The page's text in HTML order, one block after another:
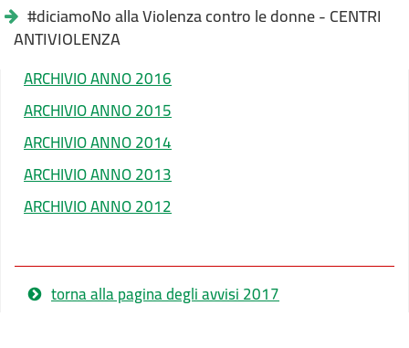
#diciamoNo alla Violenza contro le donne - CENTRI
ANTIVIOLENZA
ARCHIVIO ANNO 2016
ARCHIVIO ANNO 2015
ARCHIVIO ANNO 2014
ARCHIVIO ANNO 2013
ARCHIVIO ANNO 2012
torna alla pagina degli avvisi 2017